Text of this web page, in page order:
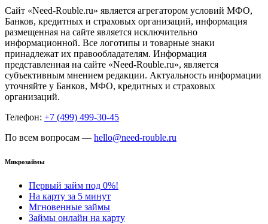
Сайт «Need-Rouble.ru» является агрегатором условий МФО,
Банков, кредитных и страховых организаций, информация
размещенная на сайте является исключительно
информационной. Все логотипы и товарные знаки
принадлежат их правообладателям. Информация
представленная на сайте «Need-Rouble.ru», является
субъективным мнением редакции. Актуальность информации
уточняйте у Банков, МФО, кредитных и страховых
организаций.
Телефон: +7 (499) 499-30-45
По всем вопросам — hello@need-rouble.ru
Микрозаймы
Первый займ под 0%!
На карту за 5 минут
Мгновенные займы
Займы онлайн на карту